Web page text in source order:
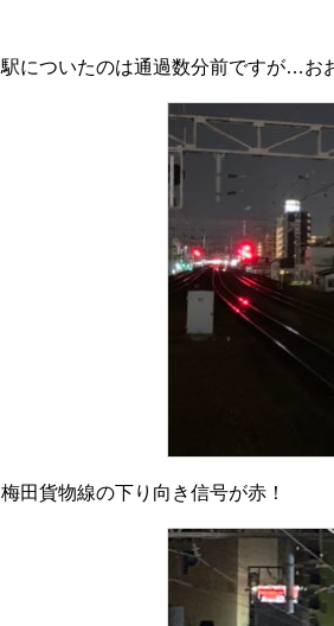
駅についたのは通過数分前ですが…お
梅田貨物線の下り向き信号が赤！